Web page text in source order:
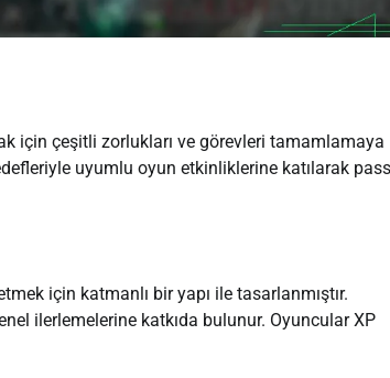
için çeşitli zorlukları ve görevleri tamamlamaya
uyumlu oyun etkinliklerine katılarak
için katmanlı bir yapı ile tasarlanmıştır.
ilerlemelerine katkıda bulunur. Oyuncular XP